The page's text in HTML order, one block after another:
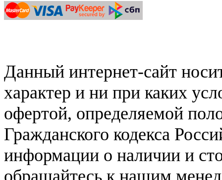
Данный интернет-сайт
характер и ни при каких
офертой, определяемой
Гражданского кодекса
информации о наличии и
обращайтесь к нашим